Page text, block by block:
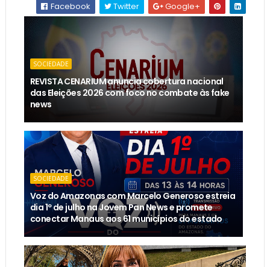
Facebook
Twitter Google+
SOCIEDADE
REVISTA CENARIUM anuncia cobertura nacional
das Eleições 2026 com foco no combate às fake
news
SOCIEDADE
Voz do Amazonas com Marcelo Generoso estreia
dia 1º de julho na Jovem Pan News e promete
conectar Manaus aos 61 municípios do estado